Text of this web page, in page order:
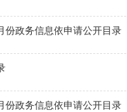
份政务信息依申请公开目录
份政务信息依申请公开目录